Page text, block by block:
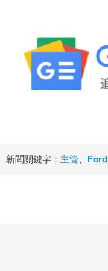
新聞關鍵字： 主管 Ford